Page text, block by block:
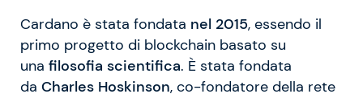
Cardano è stata fondata nel 2015, essendo il
primo progetto di blockchain basato su
una filosofia scientifica. È stata fondata
da Charles Hoskinson, co-fondatore della rete